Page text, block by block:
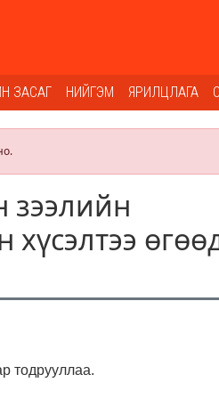
ЗАСАГ НИЙГЭМ ЯРИЛЦЛАГА
зээлийн
хүсэлтээ
тодрууллаа.